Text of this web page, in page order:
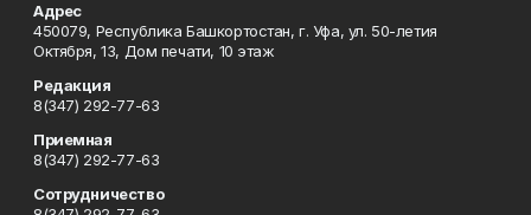
Адрес
450079, Республика Башкортостан, г. Уфа, ул. 50-летия
Октября, 13, Дом печати, 10 этаж
Редакция
8(347) 292-77-63
Приемная
8(347) 292-77-63
Сотрудничество